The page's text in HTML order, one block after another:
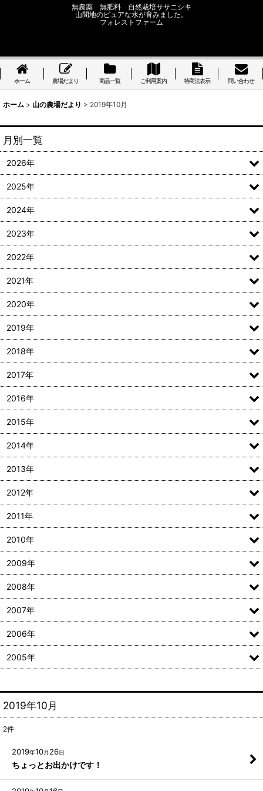
無農薬 無肥料 自然栽培ササニシキ
山間地のピュアな水が育みました。
フォレストファーム
ホーム 農場だより 商品一覧 ご利用案内 特商法表示 問い合わせ
ホーム > 山の農場だより > 2019年10月
2019年10月
2件
2019年10月 26日
ちょっとお出かけです！
月別一覧
2026年
2025年
2024年
2023年
2022年
2021年
2020年
2019年
2018年
2017年
2016年
2015年
2014年
2013年
2012年
2011年
2010年
2009年
2008年
2007年
2006年
2005年